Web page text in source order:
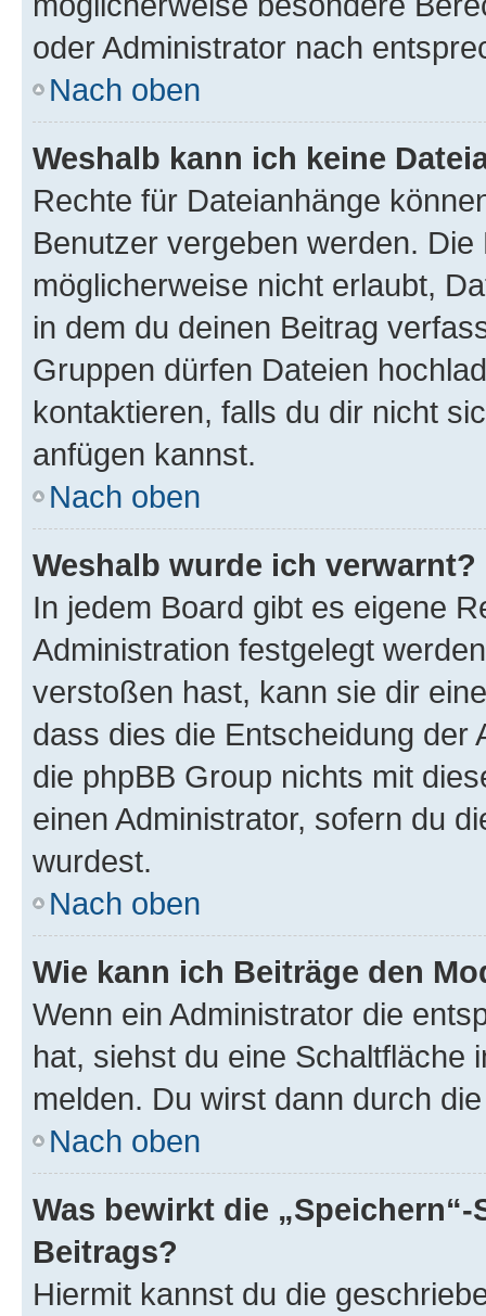
oder Administrator nach
Nach oben
Weshalb kann ich keine
Rechte für Dateianhänge
Benutzer vergeben werden.
möglicherweise nicht erlaubt,
in dem du deinen Beitrag
Gruppen dürfen Dateien
kontaktieren, falls du dir nicht
anfügen kannst.
Nach oben
Weshalb wurde ich verwarnt?
In jedem Board gibt es eigene
Administration festgelegt
verstoßen hast, kann sie dir
dass dies die Entscheidung der
die phpBB Group nichts mit
einen Administrator, sofern du
wurdest.
Nach oben
Wie kann ich Beiträge den
Wenn ein Administrator die
hat, siehst du eine Schaltfläche
melden. Du wirst dann durch
Nach oben
Was bewirkt die
Beitrags?
Hiermit kannst du die